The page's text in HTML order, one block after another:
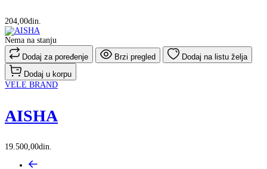
204,00din.
Nema na stanju
Dodaj za poređenje
Brzi pregled
Dodaj na listu želja
Dodaj u korpu
VELE BRAND
AISHA
19.500,00din.